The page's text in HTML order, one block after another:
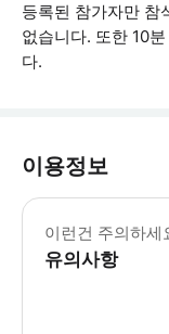
등록된 참가자만 참
없습니다. 또한 10
다.
이용정보
이런건 주의하세
유의사항